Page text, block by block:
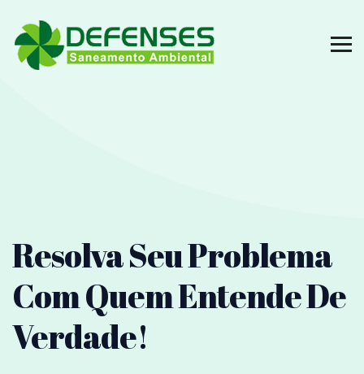
Resolva Seu Problema
Com QuemEntende De
Verdade!